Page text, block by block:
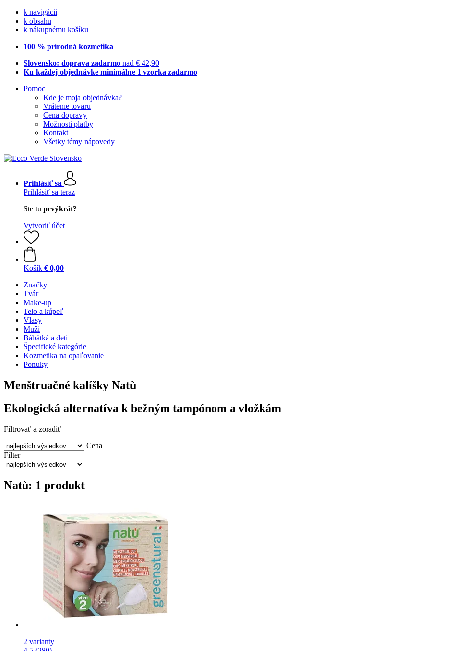
k navigácii
k obsahu
k nákupnému košíku
100 % prírodná kozmetika
Slovensko: doprava zadarmo nad € 42,90
Ku každej objednávke minimálne 1 vzorka zadarmo
Pomoc
Kde je moja objednávka?
Vrátenie tovaru
Cena dopravy
Možnosti platby
Kontakt
Všetky témy nápovedy
Prihlásiť sa
Prihlásiť sa teraz
Ste tu prvýkrát?
Vytvoriť účet
Košík € 0,00
Značky
Tvár
Make-up
Telo a kúpeľ
Vlasy
Muži
Bábätká a deti
Špecifické kategórie
Kozmetika na opaľovanie
Ponuky
Menštruačné kalíšky Natù
Ekologická alternatíva k bežným tampónom a vložkám
Filtrovať a zoradiť
Cena
Filter
Natù: 1 produkt
2 varianty